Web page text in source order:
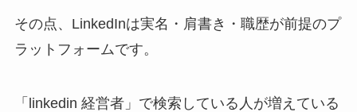
その点、LinkedInは実名・肩書き・職歴が前提のプ
ラットフォームです。
「linkedin 経営者」で検索している人が増えている